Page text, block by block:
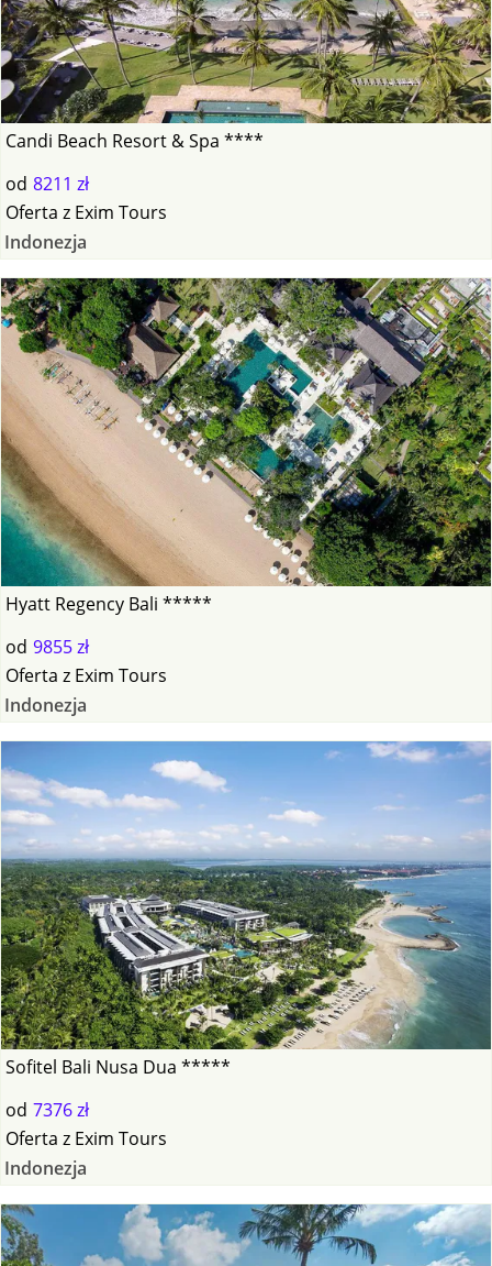
Candi Beach Resort & Spa ****
od 8211 zł
Oferta z Exim Tours
Indonezja
Hyatt Regency Bali *****
od 9855 zł
Oferta z Exim Tours
Indonezja
Sofitel Bali Nusa Dua *****
od 7376 zł
Oferta z Exim Tours
Indonezja